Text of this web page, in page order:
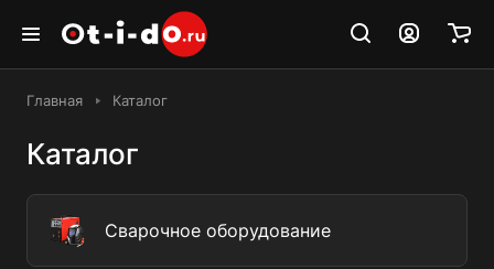
Главная Каталог
Каталог
Сварочное оборудование